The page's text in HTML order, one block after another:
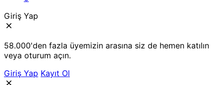
Giriş Yap
58.000'den fazla üyemizin arasına siz de hemen katılın
veya oturum açın.
Giriş Yap Kayıt Ol